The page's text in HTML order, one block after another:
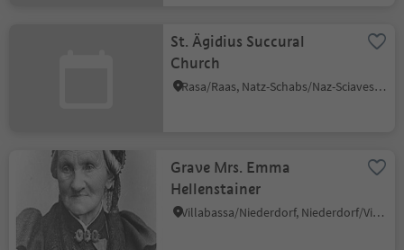
St. Ägidius Succural
Church
Rasa/Raas, Natz-Schabs/Naz-Sciaves, Brixen/Bressanone and environs
Grave Mrs. Emma
Hellenstainer
Villabassa/Niederdorf, Niederdorf/Villabassa, Dolomites Region 3 Zinnen